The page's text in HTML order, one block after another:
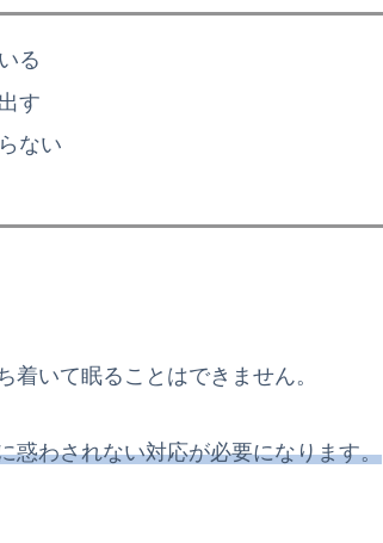
る
す
ない
いて眠ることはできません。
惑わされない対応が必要になります。